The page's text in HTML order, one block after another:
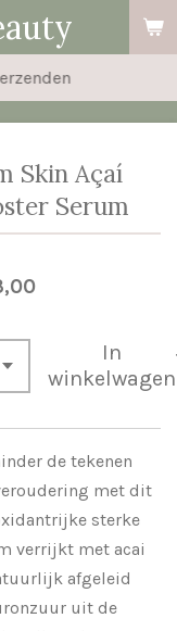
Skin Açaí
Serum
In
winkelwagen
de tekenen
met dit
sterke
verrijkt met acai
afgeleid
uit de